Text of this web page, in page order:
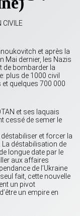
CIVILE
et après la
Mai dernier, les Nazis
de bombarder la
plus de 1000 civil
quelques 700 000
et ses laquais
cessé de semer le
déstabiliser et forcer la
La déstabilisation de
longue date par le
aux affaires
de l’Ukraine
fait, cette nouvelle
un pivot
un empire en